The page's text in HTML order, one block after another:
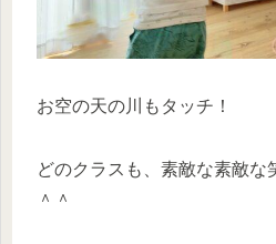
お空の天の川もタッチ！
どのクラスも、素敵な素敵な
＾＾